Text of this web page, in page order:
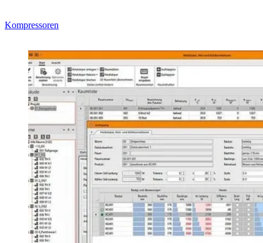
Kompressoren